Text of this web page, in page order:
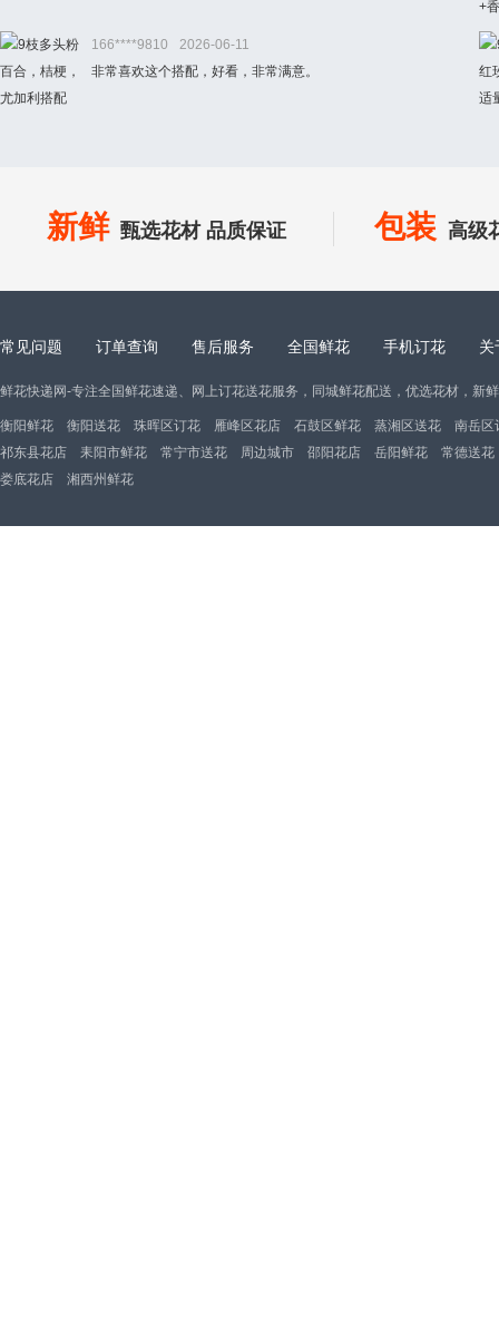
166****9810
2026-06-11
非常喜欢这个搭配，好看，非常满意。
新鲜 甄选花材 品质保证 包装 高级
常见问题 订单查询 售后服务 全国鲜花 手机订花 关
鲜花快递网-专注全国鲜花速递、网上订花送花服务，同城鲜花配送，优选花材，新
衡阳鲜花 衡阳送花 珠晖区订花 雁峰区花店 石鼓区鲜花 蒸湘区送花
南岳区
祁东县花店
耒阳市鲜花 常宁市送花 周边城市 邵阳花店 岳阳鲜花
常德送花
娄底花店
湘西州鲜花